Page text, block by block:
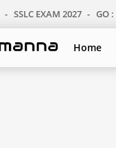
SSLC EXAM 2027 GO
Home